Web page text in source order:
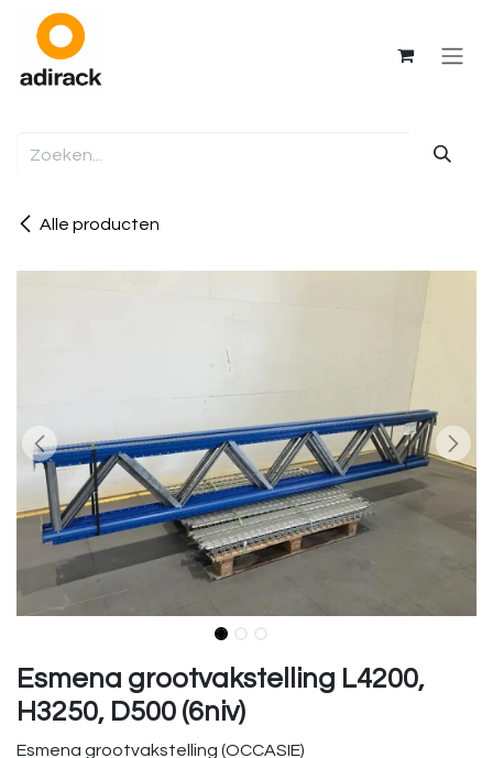
Overslaan naar inhoud
Alle producten
Esmena grootvakstelling L4200,
H3250, D500 (6niv)
Esmena grootvakstelling (OCCASIE)